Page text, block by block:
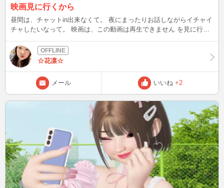
映画見に行くから
昼間は、チャットin出来なくて。 夜にまったりお話しながらイチャイ
チャしたいなって。 映画は、この動画は再生できません を見に行き
スカットのパフェです
☆花凛☆
メール いいね +2